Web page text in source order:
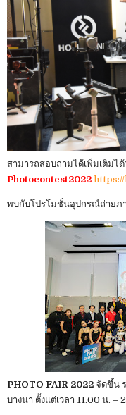
สามารถสอบถามได้เพิ่มเติมไ
Photocontest2022
พบกับโปรโมชั่นอุปกรณ์ถ่ายภ
PHOTO FAIR 2022 จัดขึ้น
บางนา ตั้งแต่เวลา 11.00 น. –